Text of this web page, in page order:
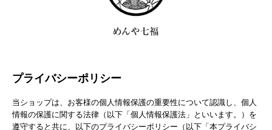
プライバシーポリシー
当ショップは、お客様の個人情報保護の重要性について認識し、個人
情報の保護に関する法律（以下「個人情報保護法」といいます。）を
遵守すると共に、以下のプライバシーポリシー（以下「本プライバシ